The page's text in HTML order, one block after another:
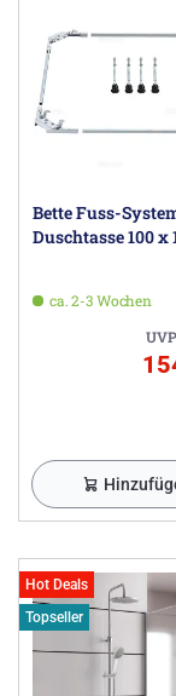
Bette Fuss-
Duschtasse 100 x
ca. 2-3 Wochen
Hot Deals
Topseller